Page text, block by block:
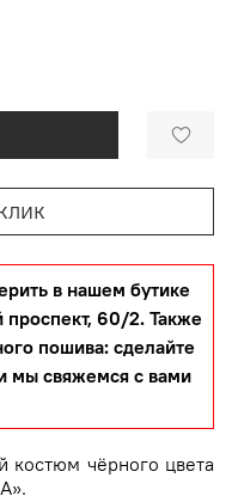
в нашем бутике
60/2. Также
пошива: сделайте
мы свяжемся с вами
костюм чёрного цвета